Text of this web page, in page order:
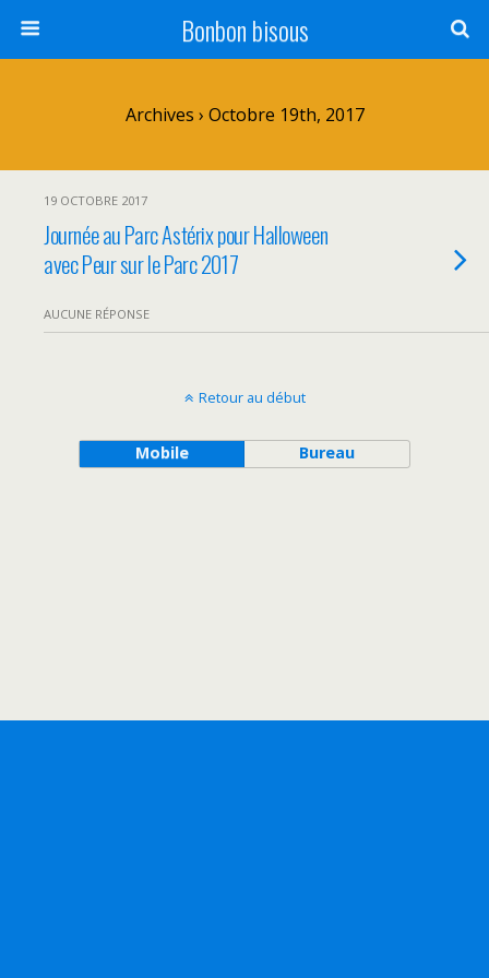
Bonbon bisous
Archives › Octobre 19th, 2017
19 OCTOBRE 2017
Journée au Parc Astérix pour Halloween
avec Peur sur le Parc 2017
AUCUNE RÉPONSE
Retour au début
Mobile Bureau